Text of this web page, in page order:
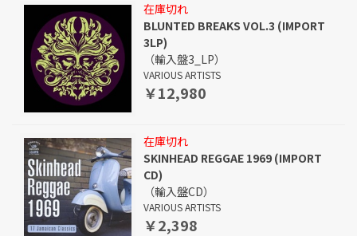
在庫切れ
BLUNTED BREAKS VOL.3 (IMPORT
3LP)
（輸入盤3_LP）
VARIOUS ARTISTS
￥12,980
在庫切れ
SKINHEAD REGGAE 1969 (IMPORT
CD)
（輸入盤CD）
VARIOUS ARTISTS
￥2,398